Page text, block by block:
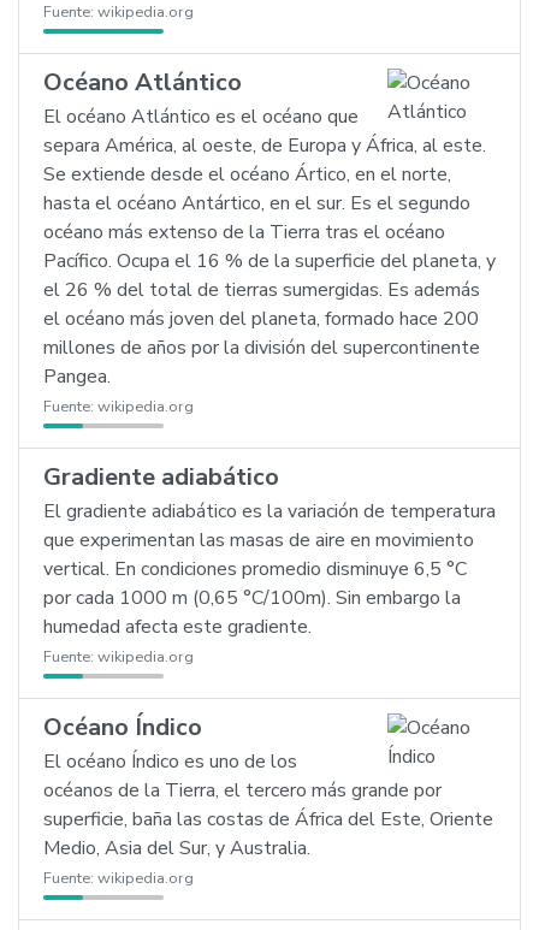
Fuente: wikipedia.org
Océano Atlántico
El océano Atlántico es el océano que
separa América, al oeste, de Europa y África, al este.
Se extiende desde el océano Ártico, en el norte,
hasta el océano Antártico, en el sur. Es el segundo
océano más extenso de la Tierra tras el océano
Pacífico. Ocupa el 16 % de la superficie del planeta, y
el 26 % del total de tierras sumergidas. Es además
el océano más joven del planeta, formado hace 200
millones de años por la división del supercontinente
Pangea.
Fuente: wikipedia.org
Gradiente adiabático
El gradiente adiabático es la variación de temperatura
que experimentan las masas de aire en movimiento
vertical. En condiciones promedio disminuye 6,5 °C
por cada 1000 m (0,65 °C/100m). Sin embargo la
humedad afecta este gradiente.
Fuente: wikipedia.org
Océano Índico
El océano Índico es uno de los
océanos de la Tierra, el tercero más grande por
superficie, baña las costas de África del Este, Oriente
Medio, Asia del Sur, y Australia.
Fuente: wikipedia.org